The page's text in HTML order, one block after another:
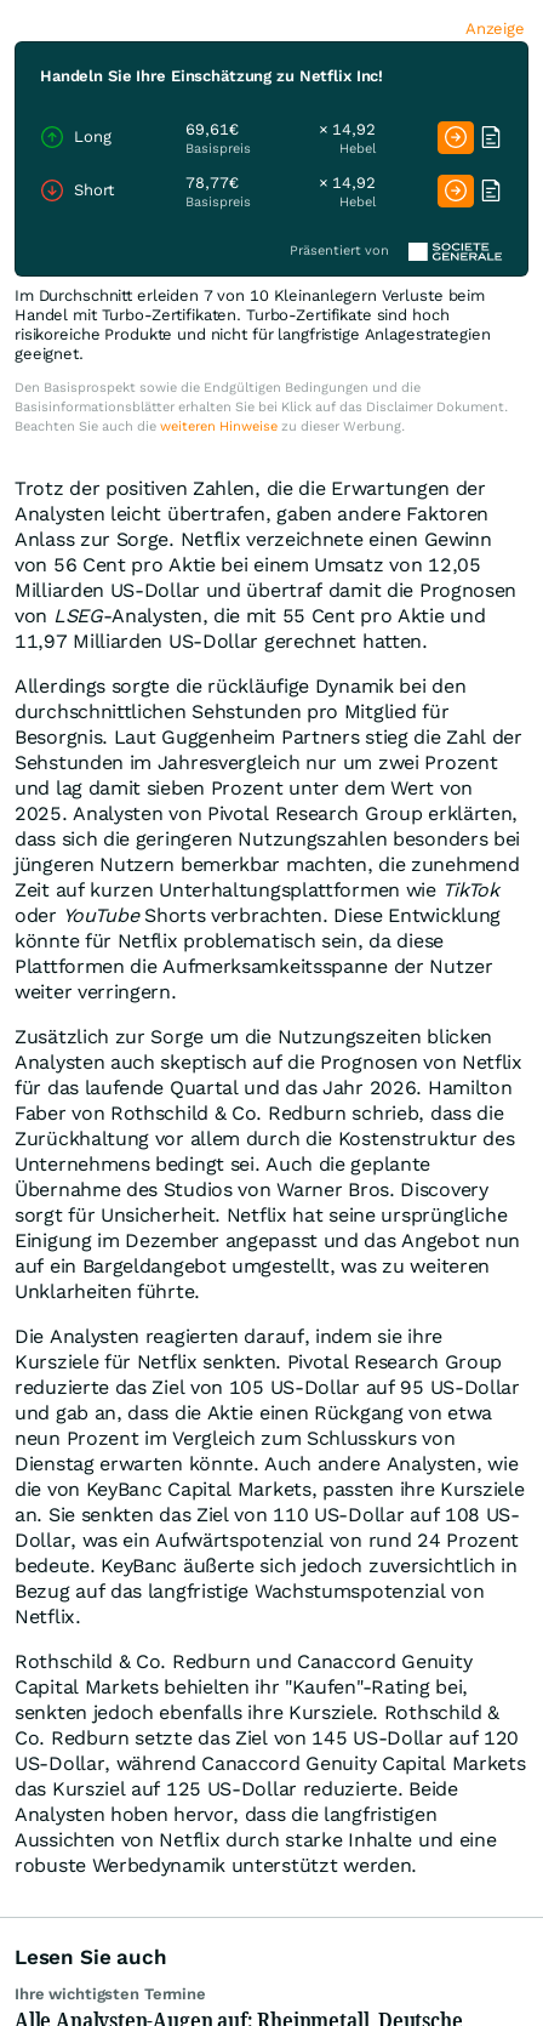
Anzeige
Handeln Sie Ihre Einschätzung zu Netflix Inc!
Long 69,61€
Basispreis
× 14,92
Hebel
Short 78,77€
Basispreis
× 14,92
Hebel
Präsentiert von
Im Durchschnitt erleiden 7 von 10 Kleinanlegern Verluste beim
Handel mit Turbo-Zertifikaten. Turbo-Zertifikate sind hoch
risikoreiche Produkte und nicht für langfristige Anlagestrategien
geeignet.
Den Basisprospekt sowie die Endgültigen Bedingungen und die
Basisinformationsblätter erhalten Sie bei Klick auf das Disclaimer Dokument.
Beachten Sie auch die weiteren Hinweise zu dieser Werbung.
Trotz der positiven Zahlen, die die Erwartungen der
Analysten leicht übertrafen, gaben andere Faktoren
Anlass zur Sorge. Netflix verzeichnete einen Gewinn
von 56 Cent pro Aktie bei einem Umsatz von 12,05
Milliarden US-Dollar und übertraf damit die Prognosen
von LSEG-Analysten, die mit 55 Cent pro Aktie und
11,97 Milliarden US-Dollar gerechnet hatten.
Allerdings sorgte die rückläufige Dynamik bei den
durchschnittlichen Sehstunden pro Mitglied für
Besorgnis. Laut Guggenheim Partners stieg die Zahl der
Sehstunden im Jahresvergleich nur um zwei Prozent
und lag damit sieben Prozent unter dem Wert von
2025. Analysten von Pivotal Research Group erklärten,
dass sich die geringeren Nutzungszahlen besonders bei
jüngeren Nutzern bemerkbar machten, die zunehmend
Zeit auf kurzen Unterhaltungsplattformen wie TikTok
oder YouTubeShorts verbrachten. Diese Entwicklung
könnte für Netflix problematisch sein, da diese
Plattformen die Aufmerksamkeitsspanne der Nutzer
weiter verringern.
Zusätzlich zur Sorge um die Nutzungszeiten blicken
Analysten auch skeptisch auf die Prognosen von Netflix
für das laufende Quartal und das Jahr 2026. Hamilton
Faber von Rothschild & Co. Redburn schrieb, dass die
Zurückhaltung vor allem durch die Kostenstruktur des
Unternehmens bedingt sei. Auch die geplante
Übernahme des Studios von Warner Bros. Discovery
sorgt für Unsicherheit. Netflix hat seine ursprüngliche
Einigung im Dezember angepasst und das Angebot nun
auf ein Bargeldangebot umgestellt, was zu weiteren
Unklarheiten führte.
Die Analysten reagierten darauf, indem sie ihre
Kursziele für Netflix senkten. Pivotal Research Group
reduzierte das Ziel von 105 US-Dollar auf 95 US-Dollar
und gab an, dass die Aktie einen Rückgang von etwa
neun Prozent im Vergleich zum Schlusskurs von
Dienstag erwarten könnte. Auch andere Analysten, wie
die von KeyBanc Capital Markets, passten ihre Kursziele
an. Sie senkten das Ziel von 110 US-Dollar auf 108 US-
Dollar, was ein Aufwärtspotenzial von rund 24 Prozent
bedeute. KeyBanc äußerte sich jedoch zuversichtlich in
Bezug auf das langfristige Wachstumspotenzial von
Netflix.
Rothschild & Co. Redburn und Canaccord Genuity
Capital Markets behielten ihr "Kaufen"-Rating bei,
senkten jedoch ebenfalls ihre Kursziele. Rothschild &
Co. Redburn setzte das Ziel von 145 US-Dollar auf 120
US-Dollar, während Canaccord Genuity Capital Markets
das Kursziel auf 125 US-Dollar reduzierte. Beide
Analysten hoben hervor, dass die langfristigen
Aussichten von Netflix durch starke Inhalte und eine
robuste Werbedynamik unterstützt werden.
Lesen Sie auch
Ihre wichtigsten Termine